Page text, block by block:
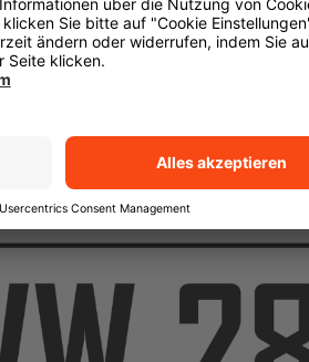
und 10 (Oktober). Seit 2017
einem historischenH-
Vorteile für Oldtimer-Fans.